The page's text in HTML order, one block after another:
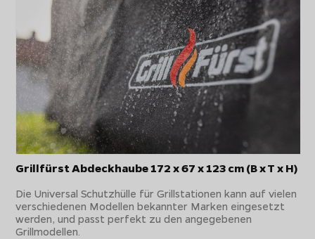
Grillfürst Abdeckhaube 172 x 67 x 123 cm (B x T x H)
Die Universal Schutzhülle für Grillstationen kann auf vielen
verschiedenen Modellen bekannter Marken eingesetzt
werden, und passt perfekt zu den angegebenen
Grillmodellen.